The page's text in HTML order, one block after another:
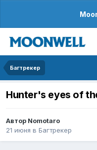
Багтрекер
Hunter's eyes of
Автор Nomotaro
21 июня в Багтрекер